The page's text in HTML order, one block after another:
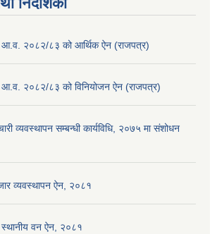
आ.व. २०८२/८३ को आर्थिक ऐन (राजपत्र)
आ.व. २०८२/८३ को विनियोजन ऐन (राजपत्र)
व्यवस्थापन सम्बन्धी कार्यविधि, २०७५ मा संशोधन
व्यवस्थापन ऐन, २०८१
स्थानीय वन ऐन, २०८१